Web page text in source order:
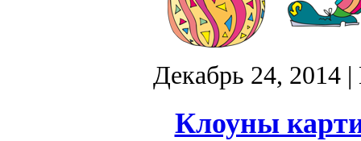
Декабрь 24, 2014|
Клоуны